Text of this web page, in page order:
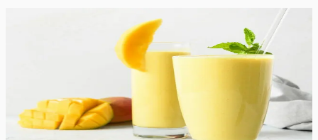
Mango-banaani smuuti
See imemaitsev, tervislik, kreemine mango-banaani
10min